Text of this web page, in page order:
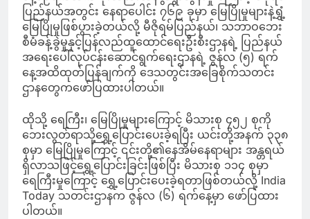
ပြည်နယ်အတွင်း နေရာပေါင်း ၇၆၉ ခုမှာ မြေပြိုမှုများနဲ့ရွှံ့
မြေပြိုမှုဖြစ်ပွားခဲ့တယ်လို့ မီဇိုရမ်ပြည်နယ်၊ သဘာဝဘေး
စီမံခန့်ခွဲမှုနှင့်ပြန်လည်ထူထောင်ရေးဦးစီးဌာနရဲ့ ပြည်နယ်
အရေးပေါ်လုပ်ငန်းဆောင်ရွက်ရေးဌာနရဲ့ ဇွန်လ (၅) ရက်
နေ့အထိထုတ်ပြန်ချက်ကို ဒေသတွင်းအခြေစိုက်သတင်း
ဌာနတွေကဖော်ပြထားပါတယ်။
ထိုသို့ ရေကြီး၊ မြေပြိုမှုများကြောင့် မိသားစု ၄၅၂ စုကို
ဘေးလွတ်ရာသို့ရွှေ့ပြောင်းပေးခဲ့ရပြီး ယင်းတို့အနက် ၃၃၈
စုမှာ မြေပြိုမှုကြောင့် ၎င်းတို့၏နေအိမ်နေရာများ အန္တရယ်
ရှိလာသဖြင့်ရွှေ့ပြောင်းခြင်းဖြစ်ပြီး မိသားစု ၁၁၄ စုမှာ
ရေကြီးမှုကြောင့် ရွှေ့ပြောင်းပေးခဲ့ရတာဖြစ်တယ်လို့ India
Today သတင်းဌာနက ဇွန်လ (၆) ရက်နေ့မှာ ဖော်ပြထား
ပါတယ်။